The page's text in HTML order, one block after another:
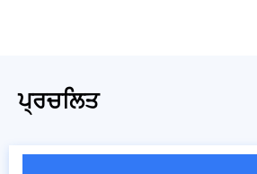
ਪ੍ਰਚਲਿਤ